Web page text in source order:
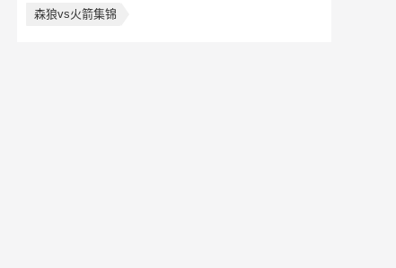
森狼vs火箭集锦